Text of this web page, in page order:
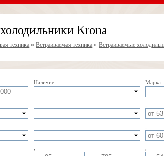
Krona
техника »Встраиваемая техника »Встраиваемые
Наличие Марка